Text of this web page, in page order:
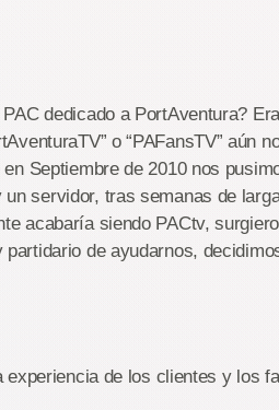
dedicado a PortAventura?
o “PAFansTV” aún
Septiembre de 2010 nos
servidor, tras semanas de
acabaría siendo PACtv,
de ayudarnos,
de los clientes y los